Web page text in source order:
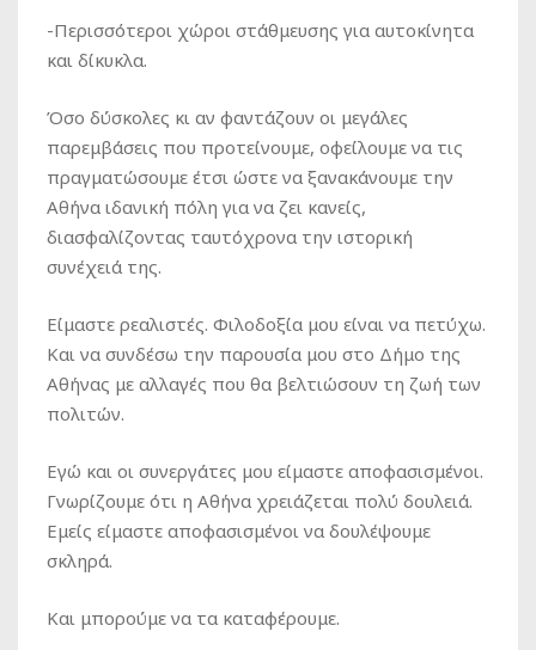
-Περισσότεροι χώροι στάθμευσης για αυτοκίνητα
και δίκυκλα.
Όσο δύσκολες κι αν φαντάζουν οι μεγάλες
παρεμβάσεις που προτείνουμε, οφείλουμε να τις
πραγματώσουμε έτσι ώστε να ξανακάνουμε την
Αθήνα ιδανική πόλη για να ζει κανείς,
διασφαλίζοντας ταυτόχρονα την ιστορική
συνέχειά της.
Είμαστε ρεαλιστές. Φιλοδοξία μου είναι να πετύχω.
Και να συνδέσω την παρουσία μου στο Δήμο της
Αθήνας με αλλαγές που θα βελτιώσουν τη ζωή των
πολιτών.
Εγώ και οι συνεργάτες μου είμαστε αποφασισμένοι.
Γνωρίζουμε ότι η Αθήνα χρειάζεται πολύ δουλειά.
Εμείς είμαστε αποφασισμένοι να δουλέψουμε
σκληρά.
Και μπορούμε να τα καταφέρουμε.